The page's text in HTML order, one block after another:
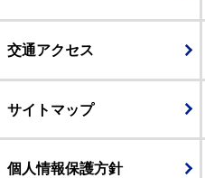
交通アクセス
サイトマップ
個人情報保護方針